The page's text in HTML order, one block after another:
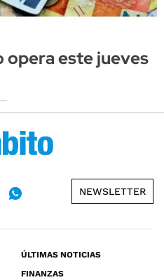
opera este jueves
NEWSLETTER
ÚLTIMAS NOTICIAS
FINANZAS